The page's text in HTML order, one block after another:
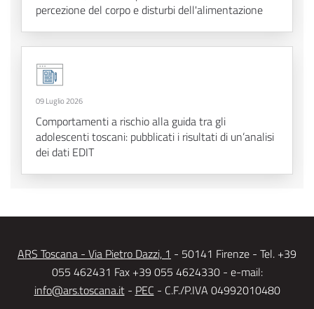
percezione del corpo e disturbi dell'alimentazione
09 Luglio 2026
Comportamenti a rischio alla guida tra gli
adolescenti toscani: pubblicati i risultati di un’analisi
dei dati EDIT
ARS Toscana - Via Pietro Dazzi, 1 - 50141 Firenze - Tel. +39
055 462431 Fax +39 055 4624330 - e-mail:
info@ars.toscana.it- PEC - C.F./P.IVA 04992010480